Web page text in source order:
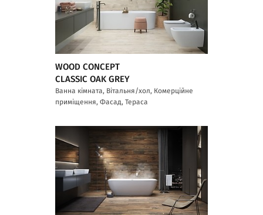
WOOD CONCEPT
CLASSIC OAK GREY
Ванна кімната, Вітальня/хол, Комерційне
приміщення, Фасад, Тераса